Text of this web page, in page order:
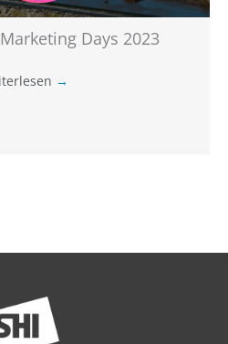
Days 2023
→